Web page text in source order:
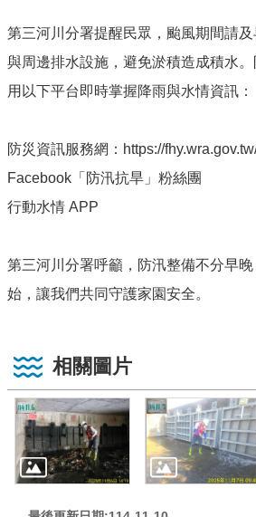
第三河川分署提醒民眾，颱風期間請
與周邊排水設施，避免淤積造成積水
用以下平台即時掌握降雨與水情資訊：
防災資訊服務網：https://
Facebook「防汛抗旱」粉絲團
行動水情 APP
第三河川分署呼籲，防汛整備不分早
始，讓我們共同守護家園安全。
相關圖片